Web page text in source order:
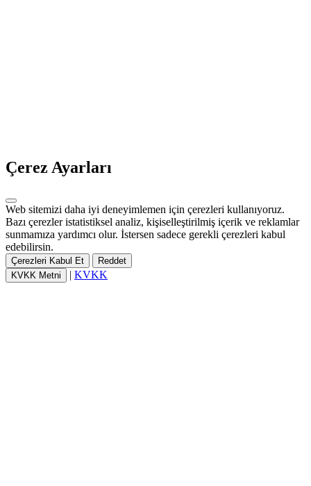
Çerez Ayarları
Web sitemizi daha iyi deneyimlemen için çerezleri kullanıyoruz.
Bazı çerezler istatistiksel analiz, kişiselleştirilmiş içerik ve reklamlar
sunmamıza yardımcı olur. İstersen sadece gerekli çerezleri kabul
edebilirsin.
Çerezleri Kabul Et
Reddet
KVKK Metni
| KVKK